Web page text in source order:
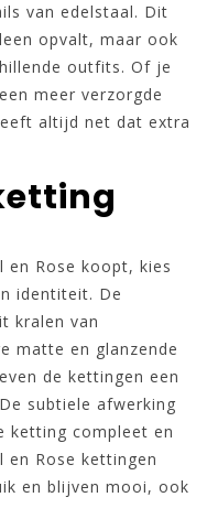
van edelstaal. Dit
opvalt, maar ook
outfits. Of je
meer verzorgde
altijd net dat extra
en Rose koopt, kies
identiteit. De
kralen van
matte en glanzende
de kettingen een
subtiele afwerking
ketting compleet en
en Rose kettingen
en blijven mooi, ook